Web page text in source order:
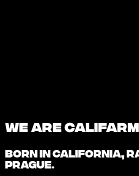
We are
BORN INCALIFORNIA,
PRAGUE.